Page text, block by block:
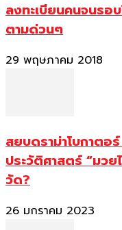
ลงทะเบียนคนจนรอ
ตามด่วนๆ
29 พฤษภาคม 2018
สยบดราม่าโบกาตอ
ประวัติศาสตร์ “มว
วัด?
26 มกราคม 2023